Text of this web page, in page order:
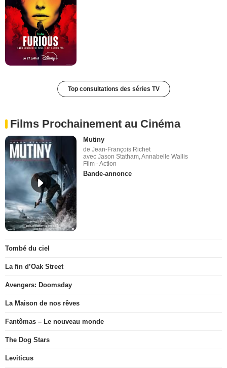
Top consultations des séries TV
Films Prochainement au Cinéma
Mutiny
de Jean-François Richet
avec Jason Statham, Annabelle Wallis
Film - Action
Bande-annonce
Tombé du ciel
La fin d’Oak Street
Avengers: Doomsday
La Maison de nos rêves
Fantômas – Le nouveau monde
The Dog Stars
Leviticus